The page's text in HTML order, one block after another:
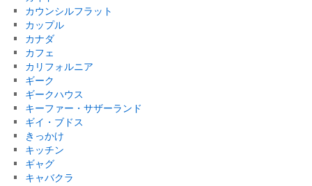
カウンシルフラット
カップル
カナダ
カフェ
カリフォルニア
ギーク
ギークハウス
キーファー・サザーランド
ギイ・ブドス
きっかけ
キッチン
ギャグ
キャバクラ